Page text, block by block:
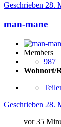
Geschrieben 28.
man-mane
Members
987
Wohnort/
Geschrieben 28.
vor 35